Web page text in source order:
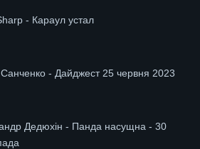
- Караул устал
- Дайджест 25 червня 2023
Дедюхін - Панда насущна - 30